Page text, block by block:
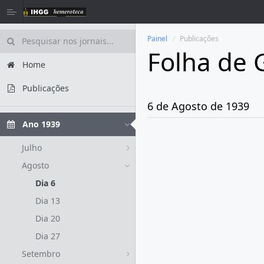
Home
Publicações
Ano 1939
Julho
Agosto
Dia 6
Dia 13
Dia 20
Dia 27
Setembro
Painel Publicações
Folha de
6 de Agosto de 1939